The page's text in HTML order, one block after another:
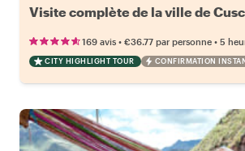
Visite complète de la ville de
169 avis • €36.77 par personne • 5
CITY HIGHLIGHT TOUR CONFIRMATION